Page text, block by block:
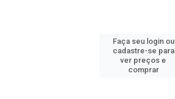
Faça seu login ou
cadastre-se para
ver preços e
comprar